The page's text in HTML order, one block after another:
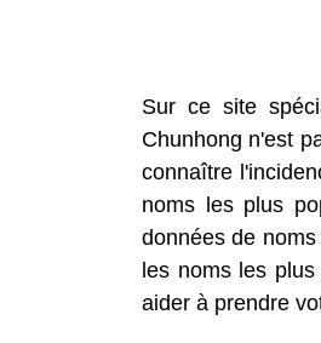
Sur ce site
Chunhong n'est
connaître
noms les plus
données de
les noms les
aider à prendre